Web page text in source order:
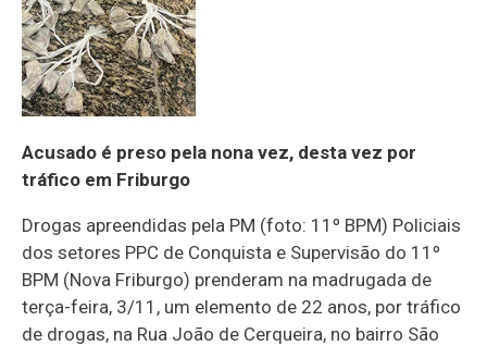
Acusado é preso pela nona vez, desta vez por
tráfico em Friburgo
Drogas apreendidas pela PM (foto: 11º BPM) Policiais
dos setores PPC de Conquista e Supervisão do 11º
BPM (Nova Friburgo) prenderam na madrugada de
terça-feira, 3/11, um elemento de 22 anos, por tráfico
de drogas, na Rua João de Cerqueira, no bairro São